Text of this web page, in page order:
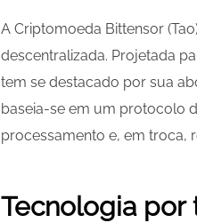
A Criptomoeda Bittensor
descentralizada. Projetada
tem se destacado por sua
baseia-se em um protocolo
processamento e, em troca,
Tecnologia por